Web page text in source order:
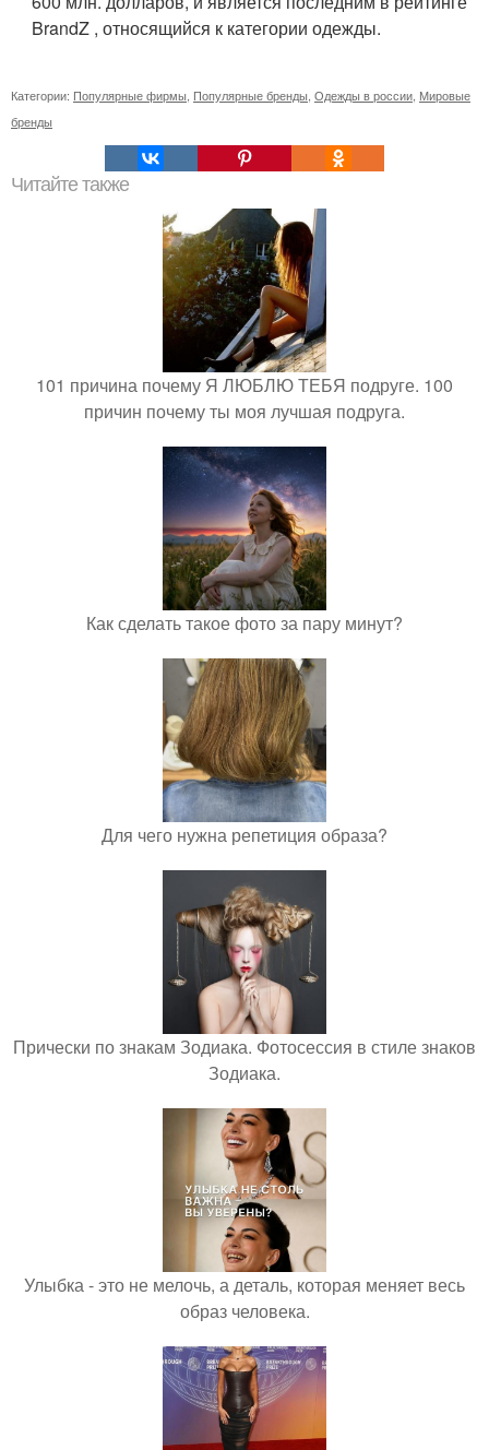
BrandZ , относящийся к категории одежды.
Категории: Популярные фирмы Популярные бренды Одежды в россии Мировые
бренды
Читайте также
101 причина почему Я ЛЮБЛЮ ТЕБЯ подруге. 100
причин почему ты моя лучшая подруга.
Как сделать такое фото за пару минут?
Для чего нужна репетиция образа?
Прически по знакам Зодиака. Фотосессия в стиле знаков
Зодиака.
Улыбка - это не мелочь, а деталь, которая меняет весь
образ человека.